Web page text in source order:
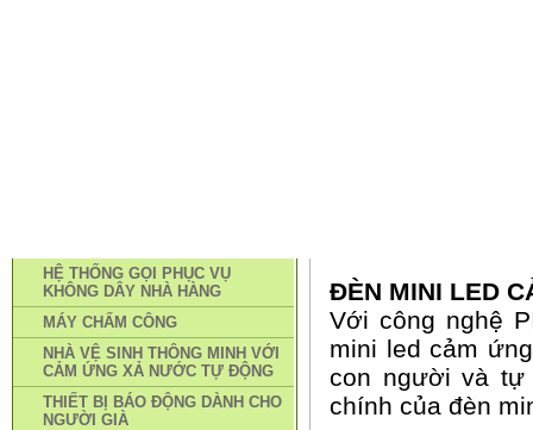
HỆ THỐNG GỌI PHỤC VỤ
KHÔNG DÂY NHÀ HÀNG
MÁY CHẤM CÔNG
NHÀ VỆ SINH THÔNG MINH VỚI
CẢM ỨNG XẢ NƯỚC TỰ ĐỘNG
THIẾT BỊ BÁO ĐỘNG DÀNH CHO
NGƯỜI GIÀ
ĐÈN MINI LED
Với công nghệ
mini led cảm
con người và tự
chính của đèn